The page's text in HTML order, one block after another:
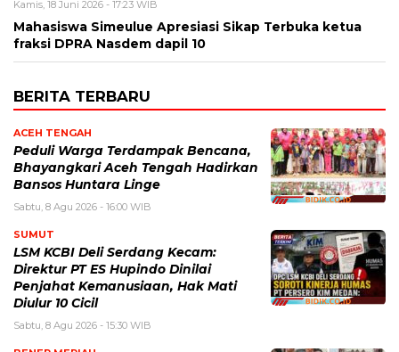
Kamis, 18 Juni 2026 - 17:23 WIB
Mahasiswa Simeulue Apresiasi Sikap Terbuka ketua
fraksi DPRA Nasdem dapil 10
BERITA TERBARU
ACEH TENGAH
Peduli Warga Terdampak Bencana,
Bhayangkari Aceh Tengah Hadirkan
Bansos Huntara Linge
Sabtu, 8 Agu 2026 - 16:00 WIB
SUMUT
LSM KCBI Deli Serdang Kecam:
Direktur PT ES Hupindo Dinilai
Penjahat Kemanusiaan, Hak Mati
Diulur 10 Cicil
Sabtu, 8 Agu 2026 - 15:30 WIB